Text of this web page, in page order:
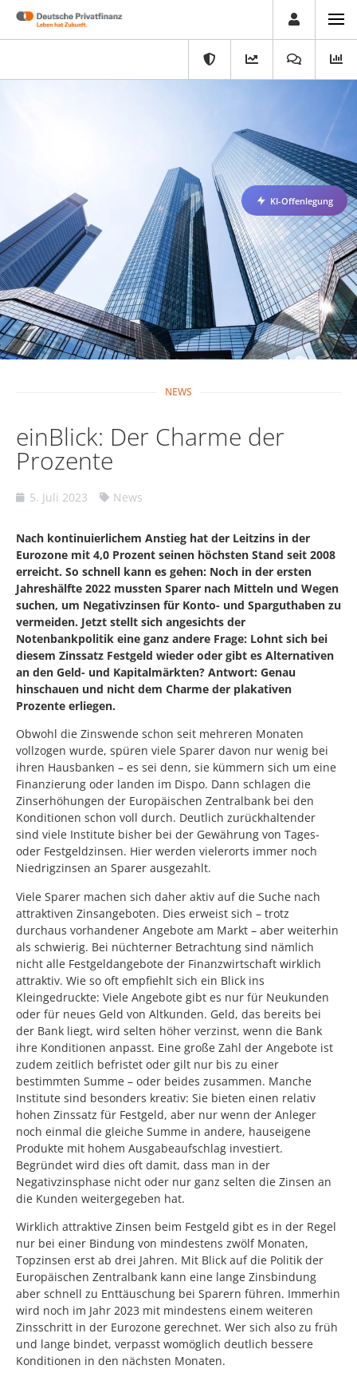
KI-Offenlegung
NEWS
einBlick: Der Charme der
Prozente
5. Juli 2023 News
Nach kontinuierlichem Anstieg hat der Leitzins in der
Eurozone mit 4,0 Prozent seinen höchsten Stand seit 2008
erreicht. So schnell kann es gehen: Noch in der ersten
Jahreshälfte 2022 mussten Sparer nach Mitteln und Wegen
suchen, um Negativzinsen für Konto- und Sparguthaben zu
vermeiden. Jetzt stellt sich angesichts der
Notenbankpolitik eine ganz andere Frage: Lohnt sich bei
diesem Zinssatz Festgeld wieder oder gibt es Alternativen
an den Geld- und Kapitalmärkten? Antwort: Genau
hinschauen und nicht dem Charme der plakativen
Prozente erliegen.
Obwohl die Zinswende schon seit mehreren Monaten
vollzogen wurde, spüren viele Sparer davon nur wenig bei
ihren Hausbanken – es sei denn, sie kümmern sich um eine
Finanzierung oder landen im Dispo. Dann schlagen die
Zinserhöhungen der Europäischen Zentralbank bei den
Konditionen schon voll durch. Deutlich zurückhaltender
sind viele Institute bisher bei der Gewährung von Tages-
oder Festgeldzinsen. Hier werden vielerorts immer noch
Niedrigzinsen an Sparer ausgezahlt.
Viele Sparer machen sich daher aktiv auf die Suche nach
attraktiven Zinsangeboten. Dies erweist sich – trotz
durchaus vorhandener Angebote am Markt – aber weiterhin
als schwierig. Bei nüchterner Betrachtung sind nämlich
nicht alle Festgeldangebote der Finanzwirtschaft wirklich
attraktiv. Wie so oft empfiehlt sich ein Blick ins
Kleingedruckte: Viele Angebote gibt es nur für Neukunden
oder für neues Geld von Altkunden. Geld, das bereits bei
der Bank liegt, wird selten höher verzinst, wenn die Bank
ihre Konditionen anpasst. Eine große Zahl der Angebote ist
zudem zeitlich befristet oder gilt nur bis zu einer
bestimmten Summe – oder beides zusammen. Manche
Institute sind besonders kreativ: Sie bieten einen relativ
hohen Zinssatz für Festgeld, aber nur wenn der Anleger
noch einmal die gleiche Summe in andere, hauseigene
Produkte mit hohem Ausgabeaufschlag investiert.
Begründet wird dies oft damit, dass man in der
Negativzinsphase nicht oder nur ganz selten die Zinsen an
die Kunden weitergegeben hat.
Wirklich attraktive Zinsen beim Festgeld gibt es in der Regel
nur bei einer Bindung von mindestens zwölf Monaten,
Topzinsen erst ab drei Jahren. Mit Blick auf die Politik der
Europäischen Zentralbank kann eine lange Zinsbindung
aber schnell zu Enttäuschung bei Sparern führen. Immerhin
wird noch im Jahr 2023 mit mindestens einem weiteren
Zinsschritt in der Eurozone gerechnet. Wer sich also zu früh
und lange bindet, verpasst womöglich deutlich bessere
Konditionen in den nächsten Monaten.